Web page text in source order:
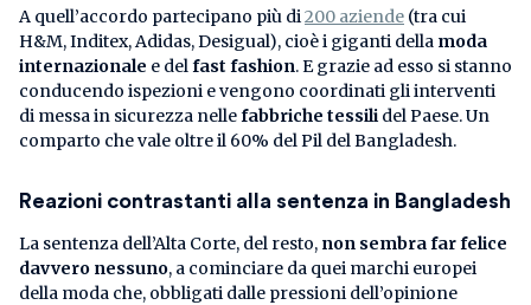
A quell’accordo partecipano più di200 aziende (tra cui
H&M, Inditex, Adidas, Desigual), cioè i giganti della moda
internazionale e delfast fashion. E grazie ad esso si stanno
conducendo ispezioni e vengono coordinati gli interventi
di messa in sicurezza nellefabbriche tessili del Paese. Un
comparto che vale oltre il 60% del Pil del Bangladesh.
Reazioni contrastanti alla sentenza in Bangladesh
La sentenza dell’Alta Corte, del resto, non sembra far felice
davvero nessuno, a cominciare da quei marchi europei
della moda che, obbligati dalle pressioni dell’opinione